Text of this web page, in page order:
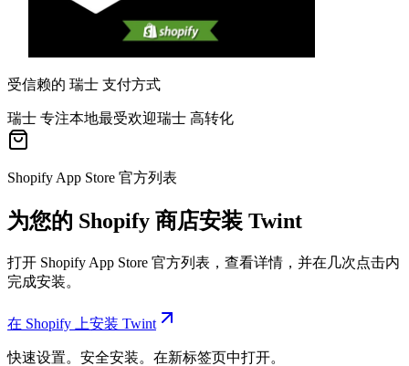
受信赖的 瑞士 支付方式
瑞士 专注本地最受欢迎瑞士 高转化
Shopify App Store 官方列表
为您的 Shopify 商店安装 Twint
打开 Shopify App Store 官方列表，查看详情，并在几次点击内
完成安装。
在 Shopify 上安装 Twint
快速设置。安全安装。在新标签页中打开。